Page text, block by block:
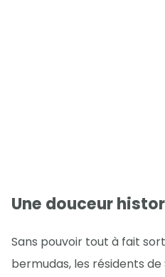
Une douceur
Sans pouvoir tout à fait
bermudas, les résidents